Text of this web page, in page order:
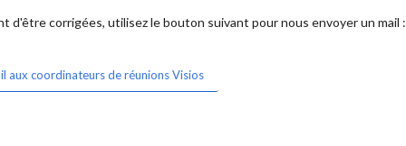
corrigées, utilisez le bouton suivant pour nous envoyer un mail :
aux coordinateurs de réunions Visios